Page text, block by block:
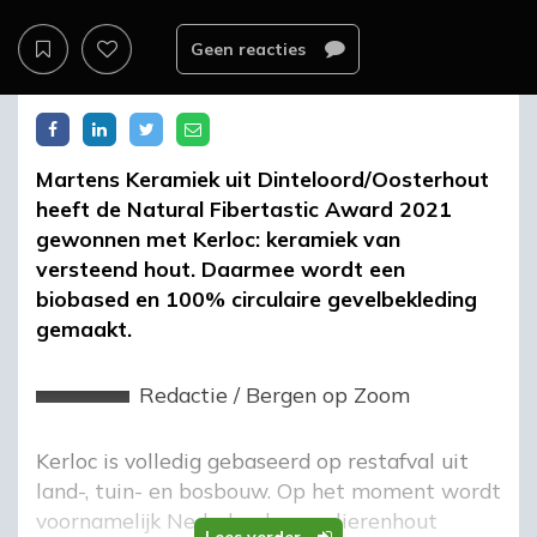
Geen reacties
Martens Keramiek uit Dinteloord/Oosterhout
heeft de Natural Fibertastic Award 2021
gewonnen met Kerloc: keramiek van
versteend hout. Daarmee wordt een
biobased en 100% circulaire gevelbekleding
gemaakt.
Redactie / Bergen op Zoom
Kerloc is volledig gebaseerd op restafval uit
land-, tuin- en bosbouw. Op het moment wordt
voornamelijk Nederlands populierenhout